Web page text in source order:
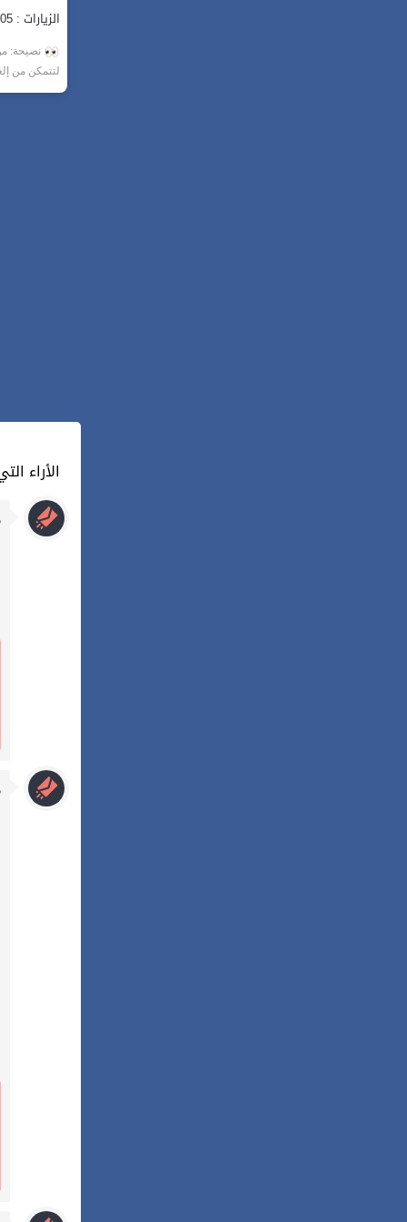
الزيارات : 905
نصيحة:
لتتمكن من
5 :